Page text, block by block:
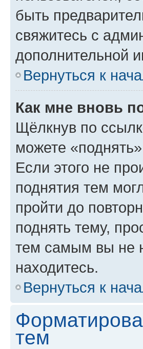
быть
свяжитесь с
дополнительной
Вернуться к
Как мне вновь
Щёлкнув по
можете
Если этого не
поднятия тем
пройти до
поднять тему,
тем самым вы не
находитесь.
Вернуться к
тем